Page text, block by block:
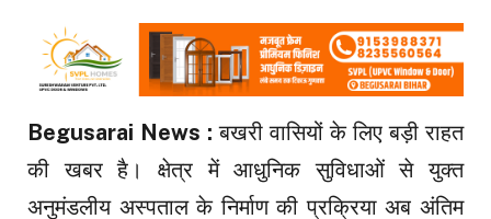
Begusarai News :बखरी वासियों के लिए बड़ी राहत
की खबर है। क्षेत्र में आधुनिक सुविधाओं से युक्त
अनुमंडलीय अस्पताल के निर्माण की प्रक्रिया अब अंतिम